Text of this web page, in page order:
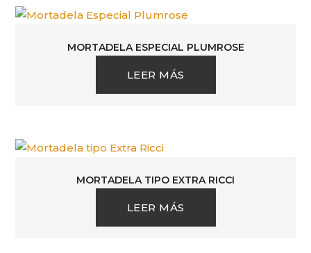
MORTADELA ESPECIAL PLUMROSE
LEER MÁS
MORTADELA TIPO EXTRA RICCI
LEER MÁS